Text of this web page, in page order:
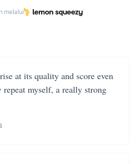
melalui
at its quality and score even
myself, a really strong